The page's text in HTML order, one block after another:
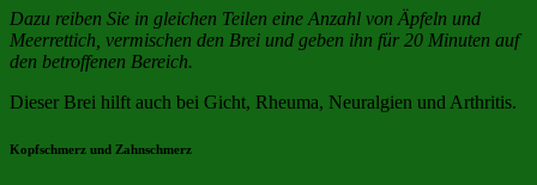
Dazu reiben Sie in gleichen Teilen eine Anzahl von Äpfeln und
Meerrettich, vermischen den Brei und geben ihn für 20 Minuten auf
den betroffenen Bereich.
Dieser Brei hilft auch bei Gicht, Rheuma, Neuralgien und Arthritis.
Kopfschmerz und Zahnschmerz